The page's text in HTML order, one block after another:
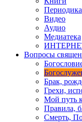
Периодика
Видео
Аудио
Медиатека
Вопросы
Брак,
Грехи,
Мой путь
Правила,
Смерть,